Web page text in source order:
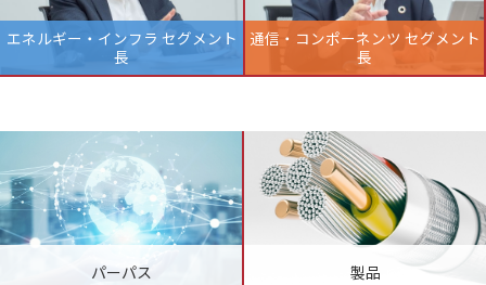
エネルギー・インフラ セグメント
長
通信・コンポーネンツ セグメント
長
パーパス 製品